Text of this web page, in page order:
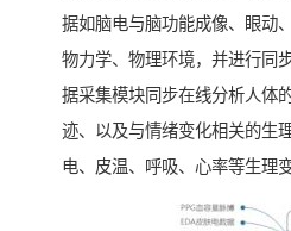
据如脑电与脑功能成像、眼动
物力学、物理环境，并进行同
据采集模块同步在线分析人体
迹、以及与情绪变化相关的生
电、皮温、呼吸、心率等生理变